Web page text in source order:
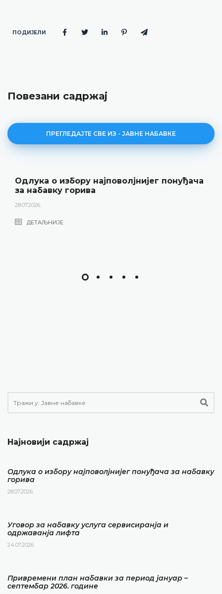
ПОДИЈЕЛИ
Повезани садржај
ПРЕГЛЕДАЈТЕ СВЕ ИЗ - ЈАВНЕ НАБАВКЕ
Одлука о избору најповолјнијег понуђача
за набавку горива
28.07.2026.
ДЕТАЉНИЈЕ
Најновији садржај
Одлука о избору најповолјнијег понуђача за набавку
горива
28.07.2026.
Уговор за набавку услуга сервисиранја и
одржаванја лифта
24.07.2026.
Привремени план набавки за период јануар –
септембар 2026. године